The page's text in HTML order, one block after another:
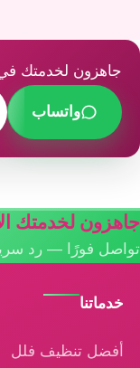
جاهزون لخدمتك
واتساب
جاهزون لخدمتك
تواصل فورًا — رد
خدماتنا
أفضل تنظيف فلل